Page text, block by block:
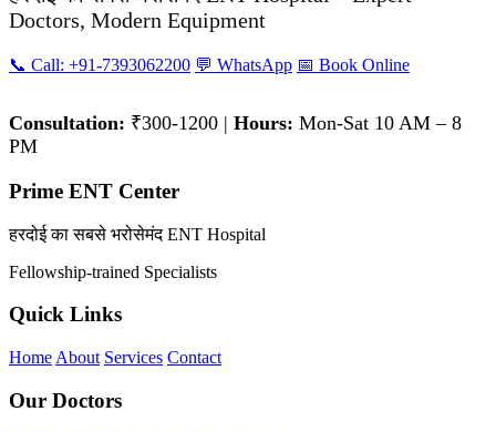
Doctors, Modern Equipment
📞 Call: +91-7393062200 💬 WhatsApp 📅 Book Online
Consultation: ₹300-1200 | Hours: Mon-Sat 10 AM – 8
PM
Prime ENT Center
हरदोई का सबसे भरोसेमंद ENT Hospital
Fellowship-trained Specialists
Quick Links
Home About Services Contact
Our Doctors